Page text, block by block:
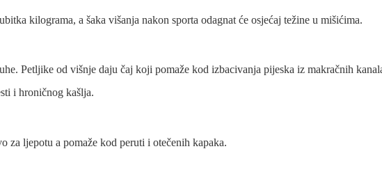
kilograma, a šaka višanja nakon sporta odagnat će osjećaj težine u mišićima.
Petljike od višnje daju čaj koji pomaže kod izbacivanja pijeska iz makračnih
i hroničnog kašlja.
za ljepotu a pomaže kod peruti i otečenih kapaka.